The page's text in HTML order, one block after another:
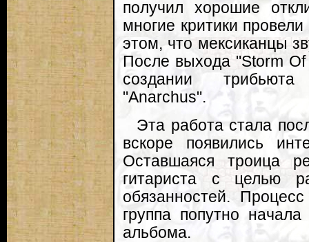
получил хорошие
многие критики
этом, что мексиканцы
После выхода "Storm
создании трибьюта
"Anarchus".
Эта работа стала
вскоре появились
Оставшаяся троица
гитариста с целью
обязанностей.
группа попутно
альбома.